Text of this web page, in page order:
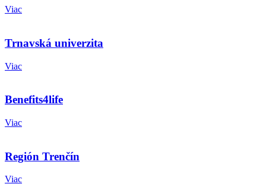
Viac
Trnavská univerzita
Viac
Benefits4life
Viac
Región Trenčín
Viac